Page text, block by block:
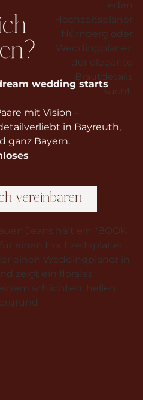
wedding starts
mit Vision –
in Bayreuth,
ganz Bayern.
vereinbaren